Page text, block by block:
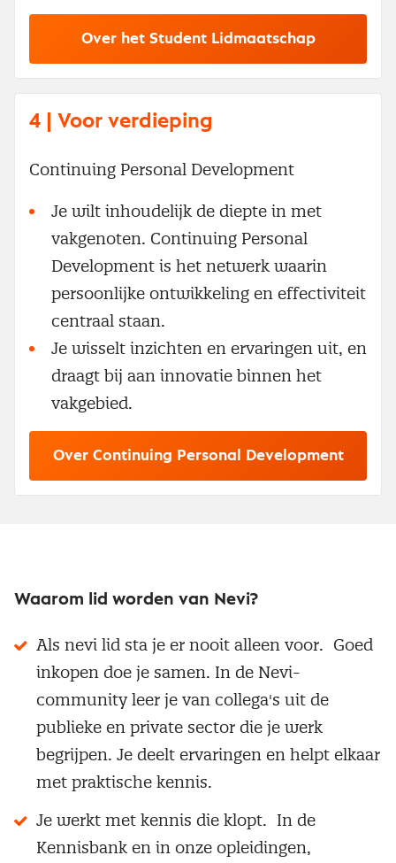
Over het Student Lidmaatschap
4 | Voor verdieping
Continuing Personal Development
Je wilt inhoudelijk de diepte in met
vakgenoten. Continuing Personal
Development is het netwerk waarin
persoonlijke ontwikkeling en effectiviteit
centraal staan.
Je wisselt inzichten en ervaringen uit, en
draagt bij aan innovatie binnen het
vakgebied.
Over Continuing Personal Development
Waarom lid worden van Nevi?
Als nevi lid sta je er nooit alleen voor. Goed
inkopen doe je samen. In de Nevi-
community leer je van collega's uit de
publieke en private sector die je werk
begrijpen. Je deelt ervaringen en helpt elkaar
met praktische kennis.
Je werkt met kennis die klopt. In de
Kennisbank en in onze opleidingen,